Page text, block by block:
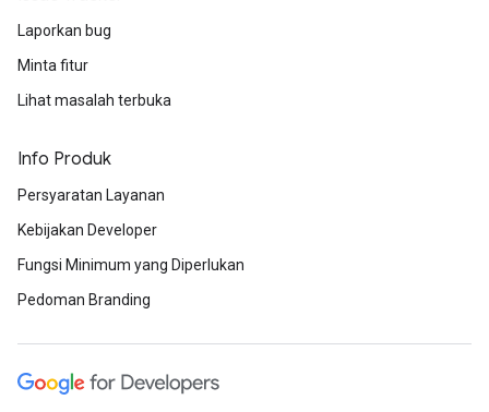
Laporkan bug
Minta fitur
Lihat masalah terbuka
Info Produk
Persyaratan Layanan
Kebijakan Developer
Fungsi Minimum yang Diperlukan
Pedoman Branding